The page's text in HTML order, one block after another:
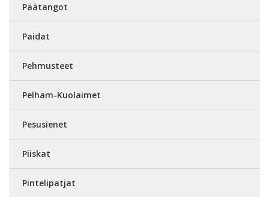
Päätangot
Paidat
Pehmusteet
Pelham-Kuolaimet
Pesusienet
Piiskat
Pintelipatjat